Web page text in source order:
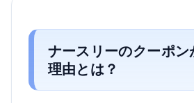
ナースリーのクーポ
理由とは？